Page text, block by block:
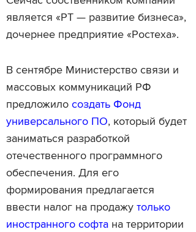
является «РТ — развитие бизнеса»,
дочернее предприятие «Ростеха».
В сентябре Министерство связи и
массовых коммуникаций РФ
предложило создать Фонд
универсального ПО, который будет
заниматься разработкой
отечественного программного
обеспечения. Для его
формирования предлагается
ввести налог на продажу только
иностранного софта на территории